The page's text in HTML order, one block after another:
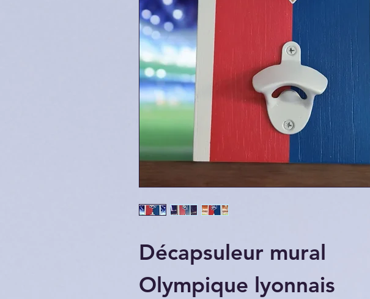
Décapsuleur mural
Olympique lyonnais